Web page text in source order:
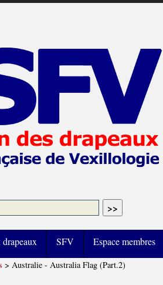
SFV Espace membres
> Australie - Australia Flag (Part.2)